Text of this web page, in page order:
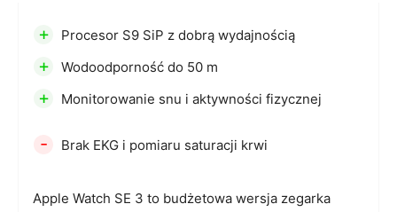
Apple Watch SE 3 to budżetowa wersja zegarka
+ Procesor S9 SiP z dobrą wydajnością
+ Wodoodporność do 50 m
+ Monitorowanie snu i aktywności fizycznej
- Brak EKG i pomiaru saturacji krwi